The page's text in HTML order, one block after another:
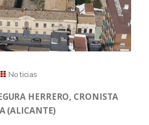
Noticias
HERRERO, CRONISTA
(ALICANTE)